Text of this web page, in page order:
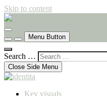
Skip to content
identita
komunikační agentura
Menu Button
Search …
Close Side Menu
Key visuals